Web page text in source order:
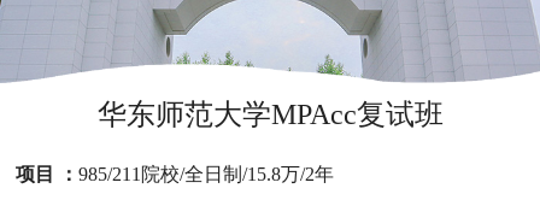
华东师范大学MPAcc复试班
项目 ：985/211院校/全日制/15.8万/2年